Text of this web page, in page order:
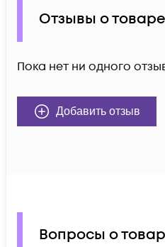
Отзывы о товаре
Пока нет ни одного
Добавить отзыв
Вопросы о